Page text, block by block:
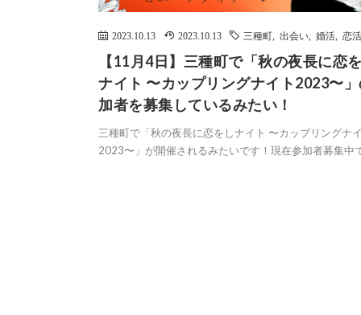
2023.10.13 2023.10.13 三種町 出会い 婚活 恋活
【11月4日】三種町で「秋の夜長に恋
ナイト 〜カップリングナイト2023〜
加者を募集しているみたい！
三種町で「秋の夜長に恋をしナイト 〜カップリングナ
2023〜」が開催されるみたいです！現在参加者募集中